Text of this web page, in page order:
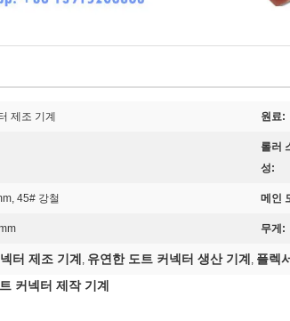
제조 기계 원료:
롤러
성:
45# 강철 메인
무게:
터 제조 기계 , 유연한 도트 커넥터 생산 기계 , 플렉
커넥터 제작 기계